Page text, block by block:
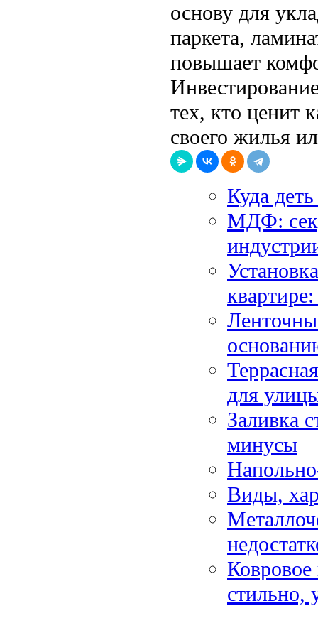
основу для
паркета,
повышает
тех, кто ценит
своего жилья
Куда
МДФ:
для
Заливка
минусы
Виды,
стильно,